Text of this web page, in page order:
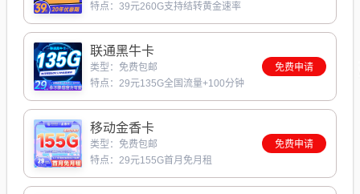
特点：39元260G支持结转黄金速率
联通黑牛卡
类型：免费包邮
特点：29元135G全国流量+100分钟
免费申请
移动金香卡
类型：免费包邮
特点：29元155G首月免月租
免费申请